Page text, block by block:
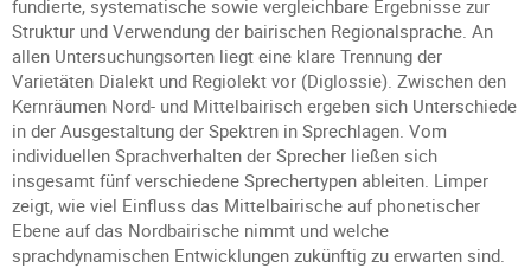
fundierte, systematische sowie vergleichbare Ergebnisse zur
Struktur und Verwendung der bairischen Regionalsprache. An
allen Untersuchungsorten liegt eine klare Trennung der
Varietäten Dialekt und Regiolekt vor (Diglossie). Zwischen den
Kernräumen Nord- und Mittelbairisch ergeben sich Unterschiede
in der Ausgestaltung der Spektren in Sprechlagen. Vom
individuellen Sprachverhalten der Sprecher ließen sich
insgesamt fünf verschiedene Sprechertypen ableiten. Limper
zeigt, wie viel Einfluss das Mittelbairische auf phonetischer
Ebene auf das Nordbairische nimmt und welche
sprachdynamischen Entwicklungen zukünftig zu erwarten sind.